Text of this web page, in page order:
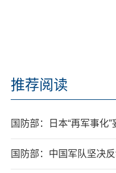
推荐阅读
国防部：日本“再军事化
国防部：中国军队坚决